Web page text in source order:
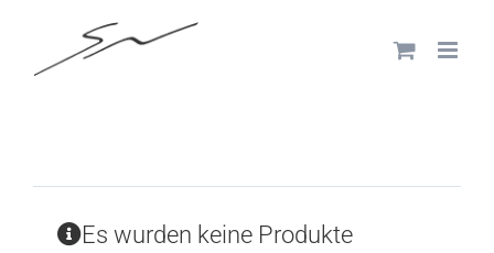
content
Es wurden keine Produkte